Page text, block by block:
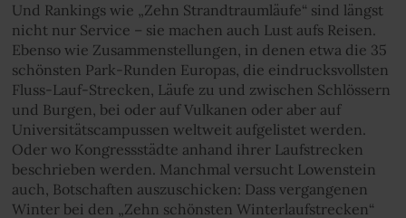
Und Rankings wie „Zehn Strandtraumläufe“ sind längst
nicht nur Service – sie machen auch Lust aufs Reisen.
Ebenso wie Zusammenstellungen, in denen etwa die 35
schönsten Park-Runden Europas, die eindrucksvollsten
Fluss-Lauf-Strecken, Läufe zu und zwischen Schlössern
und Burgen, bei oder auf Vulkanen oder aber auf
Universitätscampussen weltweit aufgelistet werden.
Oder wo Kongressstädte anhand ihrer Laufstrecken
beschrieben werden. Manchmal versucht Lowenstein
auch, Botschaften auszuschicken: Dass vergangenen
Winter bei den „Zehn schönsten Winterlaufstrecken“